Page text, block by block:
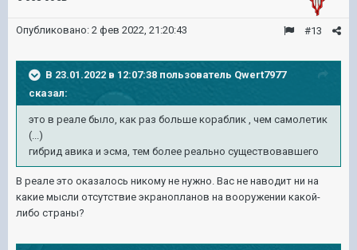
#13
Опубликовано: 2 фев 2022, 21:20:43
В 23.01.2022 в 12:07:38 пользователь Qwert7977
сказал:
это в реале было, как раз больше кораблик , чем самолетик
(...)
гибрид авика и эсма, тем более реально существовавшего
В реале это оказалось никому не нужно. Вас не наводит ни на
какие мысли отсутствие экранопланов на вооружении какой-
либо страны?